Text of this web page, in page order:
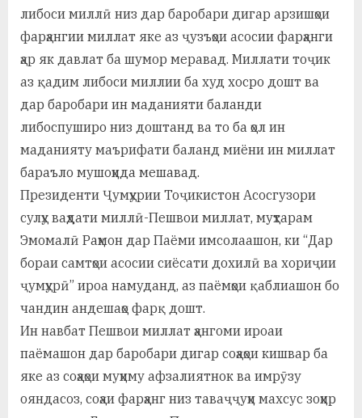
либоси миллӣ низ дар баробари дигар арзишҳои
фарҳангии миллат яке аз ҷузъҳои асосии фарҳанги
ҳар як давлат ба шумор меравад. Миллати тоҷик
аз қадим либоси миллии ба худ хосро дошт ва
дар баробари ин маданияти баланди
либоспуширо низ доштанд ва то ба ҳол ин
маданияту маърифати баланд миёни ин миллат
бараъло мушоҳида мешавад.
Президенти Ҷумҳурии Тоҷикистон Асосгузори
сулҳу ваҳдати миллӣ-Пешвои миллат, муҳтарам
Эмомалӣ Раҳмон дар Паёми имсолаашон, ки “Дар
бораи самтҳои асосии сиёсати дохилӣ ва хориҷии
ҷумҳурӣ” ироа намуданд, аз паёмҳои қаблиашон бо
чандин андешаҳо фарқ дошт.
Ин навбат Пешвои миллат ҳангоми ироаи
паёмашон дар баробари дигар соҳаҳои кишвар ба
яке аз соҳаҳои муҳиму афзалиятнок ва имрӯзу
ояндасоз, соҳаи фарҳанг низ таваҷҷуҳи махсус зоҳир